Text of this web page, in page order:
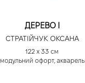
ДЕРЕВО І
СТРАТІЙЧУК ОКСАНА
122 х 33 см
модульний офорт, акварель